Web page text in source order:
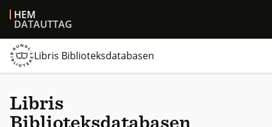
HEM
DATAUTTAG
Libris Biblioteksdatabasen
Libris
Biblioteksdatabasen